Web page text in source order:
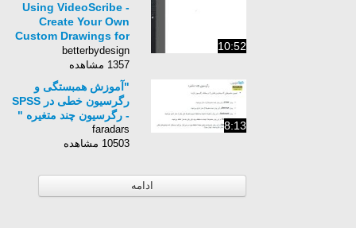
10:52
Using VideoScribe -
Create Your Own
Custom Drawings for
Whiteboard Video
betterbydesign
1357 مشاهده
8:13
"آموزش همبستگی و
رگرسیون خطی در SPSS
- رگرسیون چند متغیره "
faradars
10503 مشاهده
ادامه